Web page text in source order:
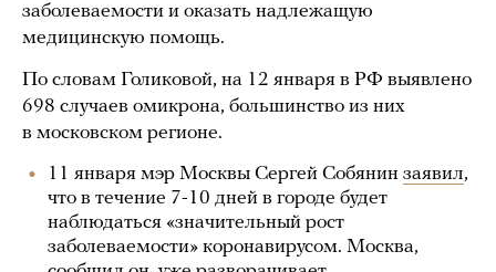
заболеваемости и оказать надлежащую
медицинскую помощь.
По словам Голиковой, на 12 января в РФ выявлено
698 случаев омикрона, большинство из них
в московском регионе.
11 января мэр Москвы Сергей Собянин заявил,
что в течение 7-10 дней в городе будет
наблюдаться «значительный рост
заболеваемости» коронавирусом. Москва,